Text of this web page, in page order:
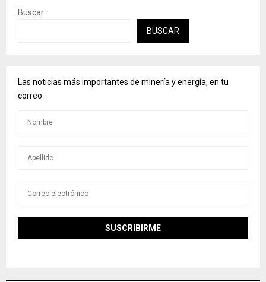
Buscar
BUSCAR
Las noticias más importantes de minería y energía, en tu
correo.